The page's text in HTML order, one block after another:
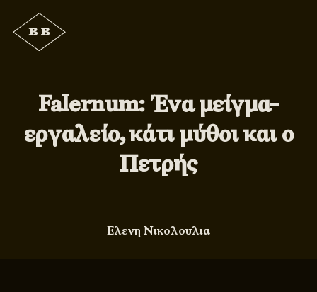
Falernum: Ένα μείγμα-
εργαλείο, κάτι μύθοι και ο
Πετρής
Ελενη Νικολουλια